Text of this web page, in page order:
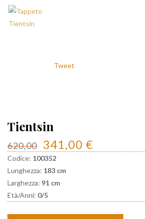
Tweet
Tientsin
620,00 341,00 €
Codice: 100352
Lunghezza: 183 cm
Larghezza: 91 cm
Età/Anni: 0/5